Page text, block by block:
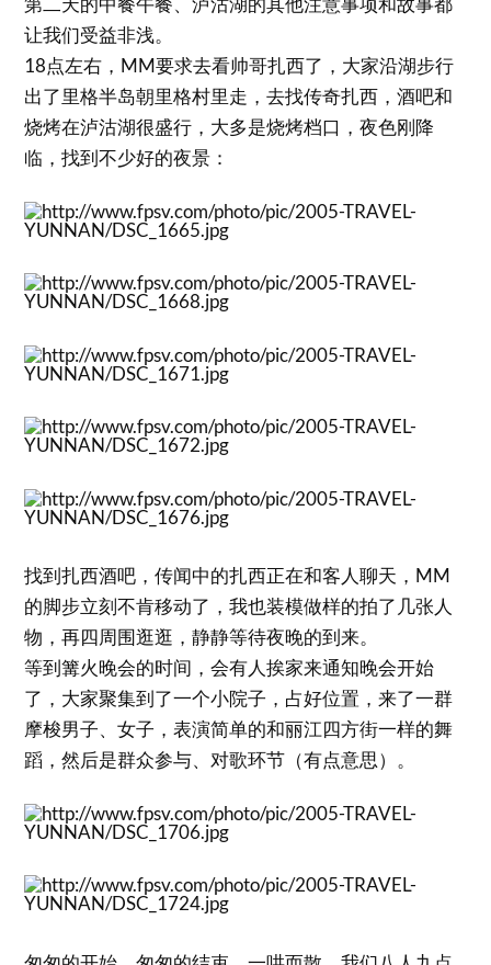
让我们受益非浅。
18点左右，MM要求去看帅哥扎西了，大家沿湖步行
出了里格半岛朝里格村里走，去找传奇扎西，酒吧和
烧烤在泸沽湖很盛行，大多是烧烤档口，夜色刚降
临，找到不少好的夜景：
找到扎西酒吧，传闻中的扎西正在和客人聊天，MM
的脚步立刻不肯移动了，我也装模做样的拍了几张人
物，再四周围逛逛，静静等待夜晚的到来。
等到篝火晚会的时间，会有人挨家来通知晚会开始
了，大家聚集到了一个小院子，占好位置，来了一群
摩梭男子、女子，表演简单的和丽江四方街一样的舞
蹈，然后是群众参与、对歌环节（有点意思）。